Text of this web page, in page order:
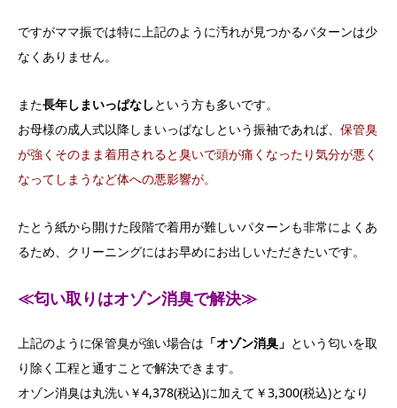
ですがママ振では特に上記のように汚れが見つかるパターンは少
なくありません。
また長年しまいっぱなしという方も多いです。
お母様の成人式以降しまいっぱなしという振袖であれば、 保管臭
が強くそのまま着用されると臭いで頭が痛くなったり気分が悪く
なってしまうなど体への悪影響が。
たとう紙から開けた段階で着用が難しいパターンも非常によくあ
るため、クリーニングにはお早めにお出しいただきたいです。
≪匂い取りはオゾン消臭で解決≫
上記のように保管臭が強い場合は 「オゾン消臭」 という匂いを取
り除く工程と通すことで解決できます。
オゾン消臭は丸洗い￥4,378(税込)に加えて￥3,300(税込)となり